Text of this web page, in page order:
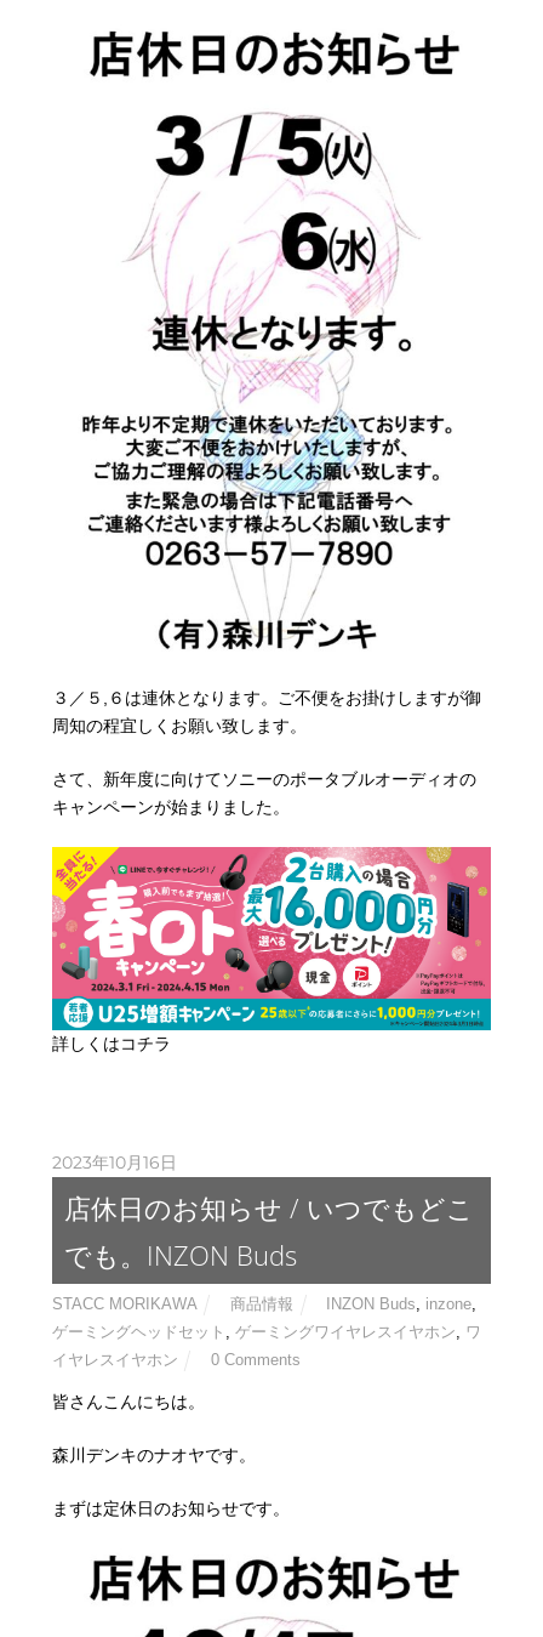
３／５,６は連休となります。ご不便をお掛けしますが御
周知の程宜しくお願い致します。
さて、新年度に向けてソニーのポータブルオーディオの
キャンペーンが始まりました。
詳しくはコチラ
2023年10月16日
店休日のお知らせ / いつでもどこ
でも。INZON Buds
STACC MORIKAWA 商品情報 INZON Buds inzone
ゲーミングヘッドセット
ゲーミングワイヤレスイヤホン
ワ
イヤレスイヤホン
0 Comments
皆さんこんにちは。
森川デンキのナオヤです。
まずは定休日のお知らせです。